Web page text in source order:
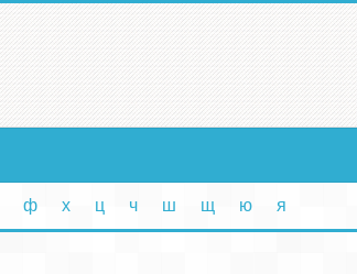
ф х ц ч ш щ ю я